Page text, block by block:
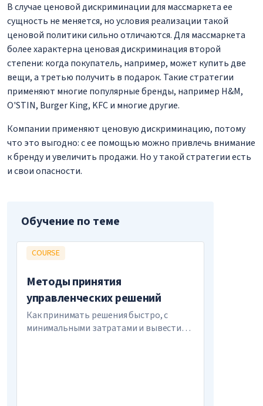
В случае ценовой дискриминации для массмаркета ее
сущность не меняется, но условия реализации такой
ценовой политики сильно отличаются. Для массмаркета
более характерна ценовая дискриминация второй
степени: когда покупатель, например, может купить две
вещи, а третью получить в подарок. Такие стратегии
применяют многие популярные бренды, например H&M,
O'STIN, Burger King, KFC и многие другие.
Компании применяют ценовую дискриминацию, потому
что это выгодно: с ее помощью можно привлечь внимание
к бренду и увеличить продажи. Но у такой стратегии есть
и свои опасности.
Обучение по теме
COURSE
Методы принятия
управленческих решений
Как принимать решения быстро, с
минимальными затратами и вывести